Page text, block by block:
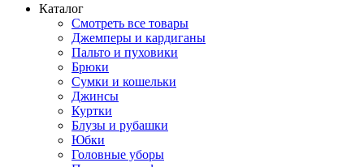
Каталог
Смотреть все товары
Джемперы и кардиганы
Пальто и пуховики
Брюки
Сумки и кошельки
Джинсы
Куртки
Блузы и рубашки
Юбки
Головные уборы